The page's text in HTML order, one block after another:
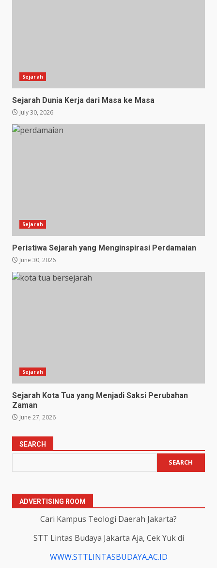
Sejarah
Sejarah Dunia Kerja dari Masa ke Masa
July 30, 2026
Sejarah
Peristiwa Sejarah yang Menginspirasi Perdamaian
June 30, 2026
Sejarah
Sejarah Kota Tua yang Menjadi Saksi Perubahan
Zaman
June 27, 2026
SEARCH
SEARCH
ADVERTISING ROOM
Cari Kampus Teologi Daerah Jakarta?
STT Lintas Budaya Jakarta Aja, Cek Yuk di
WWW.STTLINTASBUDAYA.AC.ID